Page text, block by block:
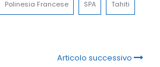
Polinesia Francese SPA Tahiti
Articolo successivo